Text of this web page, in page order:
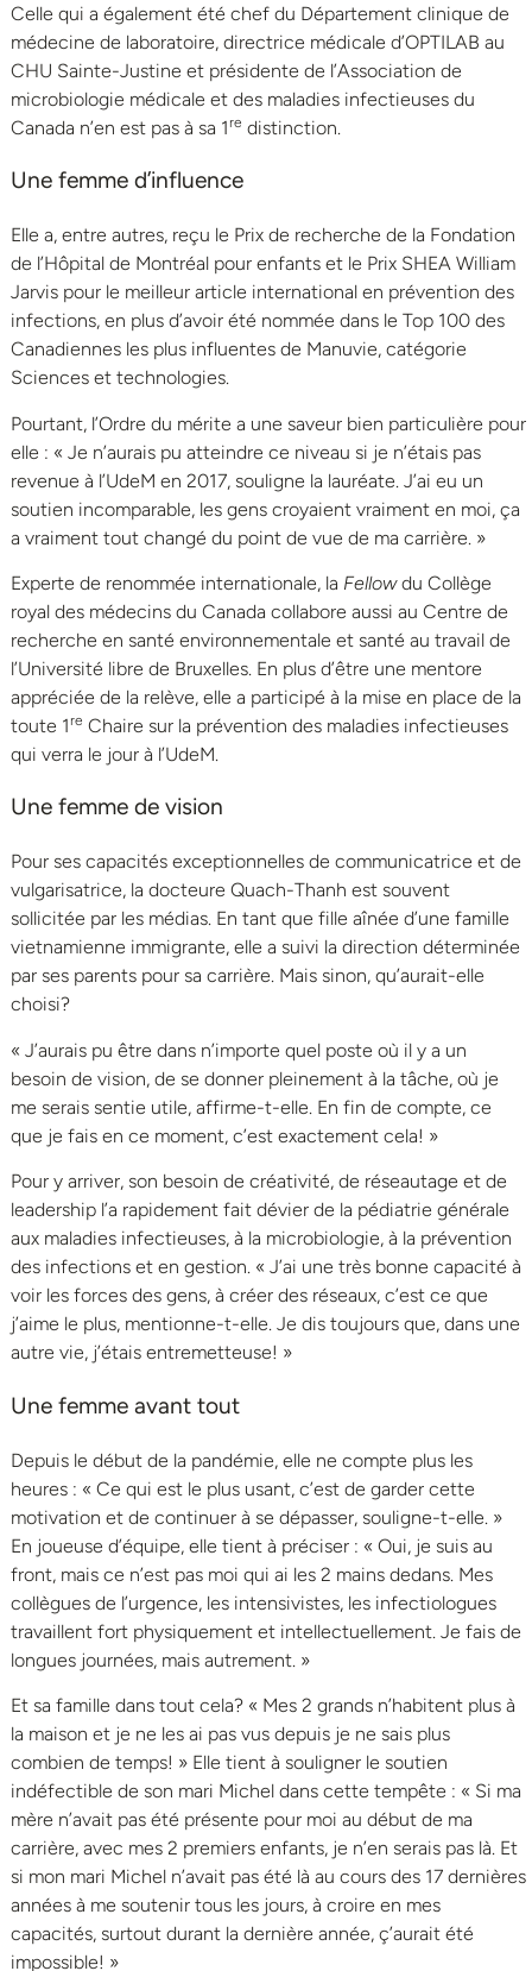
Celle qui a également été chef du Département clinique de
médecine de laboratoire, directrice médicale d’OPTILAB au
CHU Sainte-Justine et présidente de l’Association de
microbiologie médicale et des maladies infectieuses du
Canada n’en est pas à sa 1 re distinction.
Une femme d’influence
Elle a, entre autres, reçu le Prix de recherche de la Fondation
de l’Hôpital de Montréal pour enfants et le Prix SHEA William
Jarvis pour le meilleur article international en prévention des
infections, en plus d’avoir été nommée dans le Top 100 des
Canadiennes les plus influentes de Manuvie, catégorie
Sciences et technologies.
Pourtant, l’Ordre du mérite a une saveur bien particulière pour
elle : « Je n’aurais pu atteindre ce niveau si je n’étais pas
revenue à l’UdeM en 2017, souligne la lauréate. J’ai eu un
soutien incomparable, les gens croyaient vraiment en moi, ça
a vraiment tout changé du point de vue de ma carrière. »
Experte de renommée internationale, la Fellowdu Collège
royal des médecins du Canada collabore aussi au Centre de
recherche en santé environnementale et santé au travail de
l’Université libre de Bruxelles. En plus d’être une mentore
appréciée de la relève, elle a participé à la mise en place de la
toute 1 re Chaire sur la prévention des maladies infectieuses
qui verra le jour à l’UdeM.
Une femme de vision
Pour ses capacités exceptionnelles de communicatrice et de
vulgarisatrice, la docteure Quach-Thanh est souvent
sollicitée par les médias. En tant que fille aînée d’une famille
vietnamienne immigrante, elle a suivi la direction déterminée
par ses parents pour sa carrière. Mais sinon, qu’aurait-elle
choisi?
« J’aurais pu être dans n’importe quel poste où il y a un
besoin de vision, de se donner pleinement à la tâche, où je
me serais sentie utile, affirme-t-elle. En fin de compte, ce
que je fais en ce moment, c’est exactement cela! »
Pour y arriver, son besoin de créativité, de réseautage et de
leadership l’a rapidement fait dévier de la pédiatrie générale
aux maladies infectieuses, à la microbiologie, à la prévention
des infections et en gestion. « J’ai une très bonne capacité à
voir les forces des gens, à créer des réseaux, c’est ce que
j’aime le plus, mentionne-t-elle. Je dis toujours que, dans une
autre vie, j’étais entremetteuse! »
Une femme avant tout
Depuis le début de la pandémie, elle ne compte plus les
heures : « Ce qui est le plus usant, c’est de garder cette
motivation et de continuer à se dépasser, souligne-t-elle. »
En joueuse d’équipe, elle tient à préciser : « Oui, je suis au
front, mais ce n’est pas moi qui ai les 2 mains dedans. Mes
collègues de l’urgence, les intensivistes, les infectiologues
travaillent fort physiquement et intellectuellement. Je fais de
longues journées, mais autrement. »
Et sa famille dans tout cela? « Mes 2 grands n’habitent plus à
la maison et je ne les ai pas vus depuis je ne sais plus
combien de temps! » Elle tient à souligner le soutien
indéfectible de son mari Michel dans cette tempête : « Si ma
mère n’avait pas été présente pour moi au début de ma
carrière, avec mes 2 premiers enfants, je n’en serais pas là. Et
si mon mari Michel n’avait pas été là au cours des 17 dernières
années à me soutenir tous les jours, à croire en mes
capacités, surtout durant la dernière année, ç’aurait été
impossible! »